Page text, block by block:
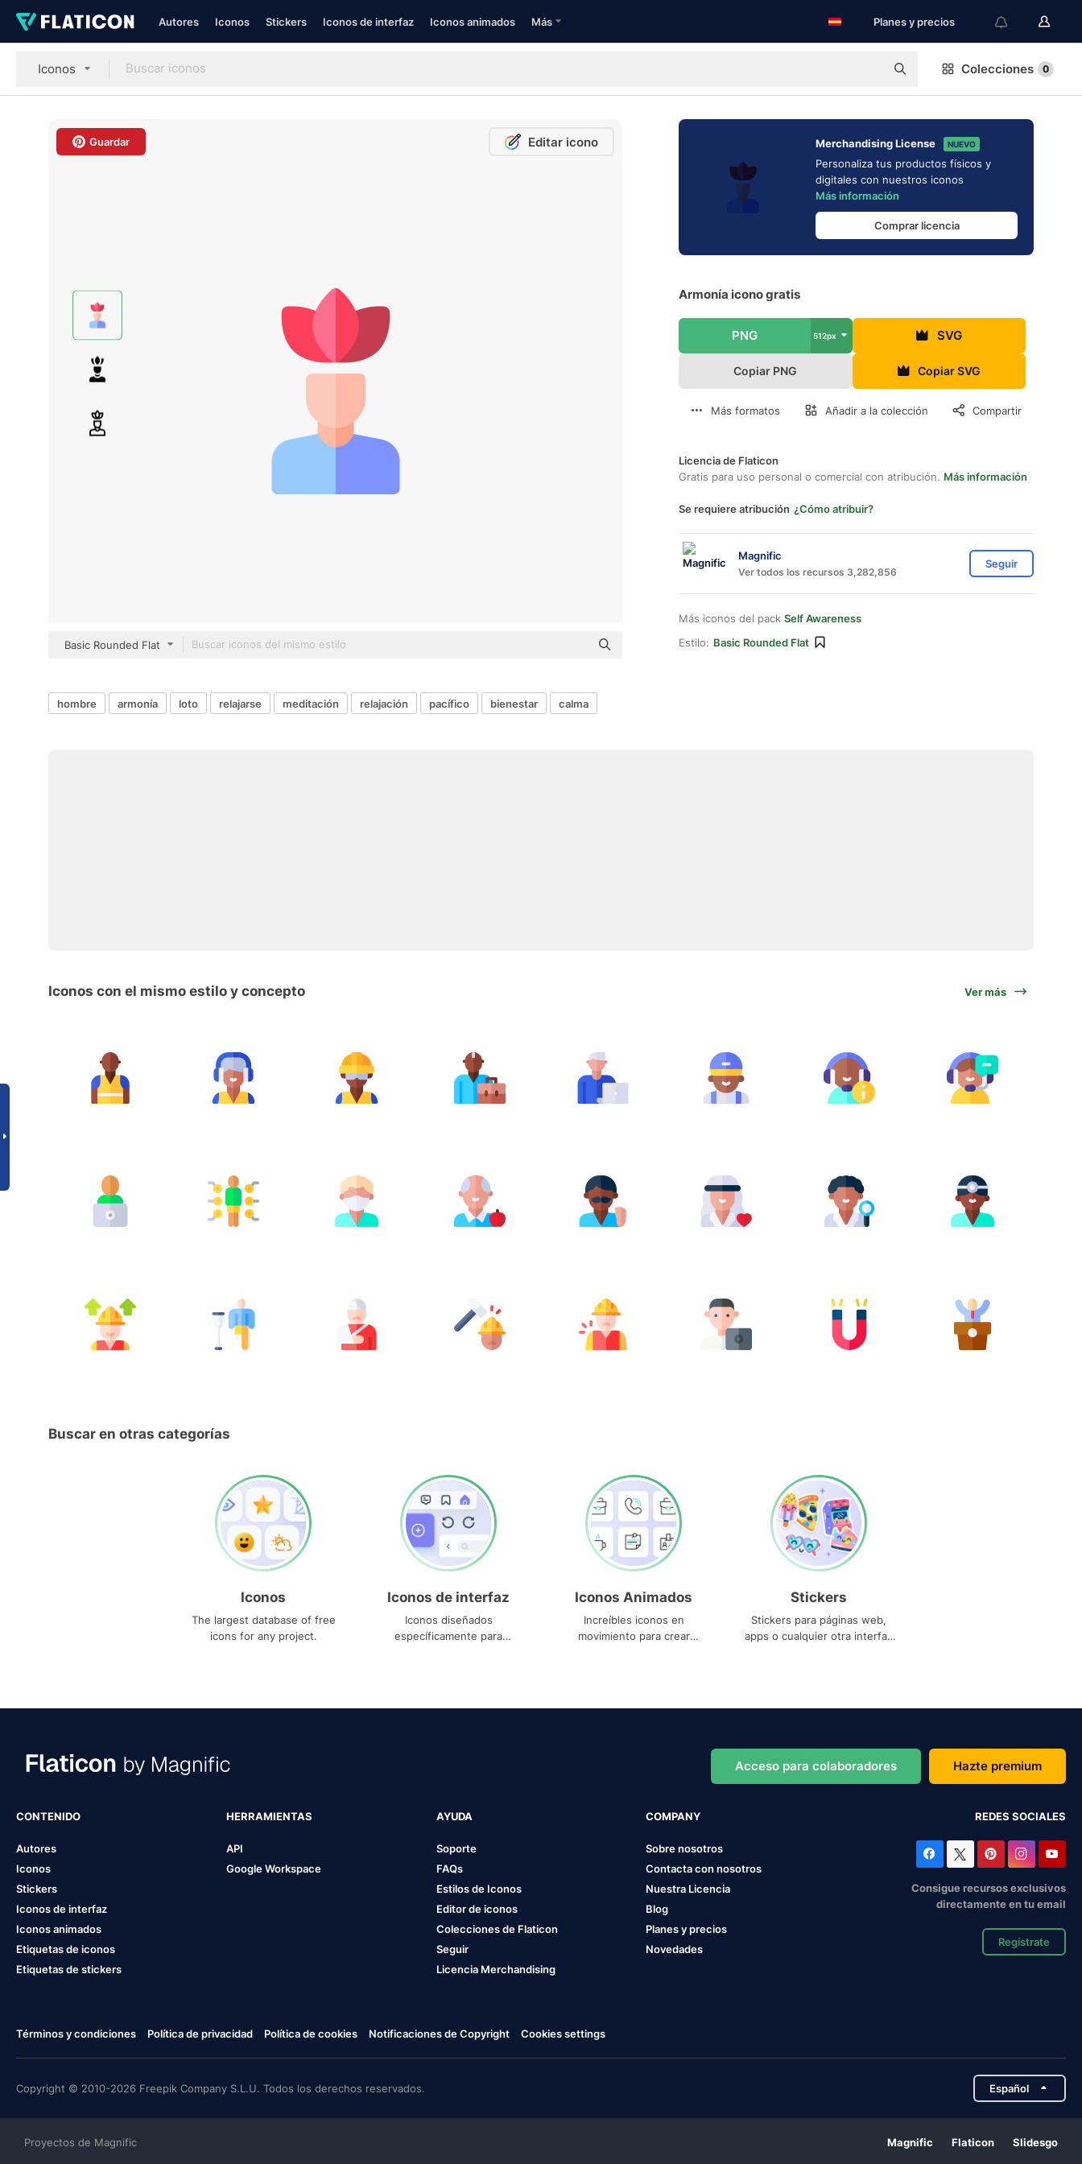
Autores Iconos Stickers Iconos de interfaz Iconos animados Más Planes y precios
Iconos Colecciones 0
Guardar Editar icono
Basic Rounded Flat
Merchandising License NUEVO
Personaliza tus productos físicos y
digitales con nuestros iconos
Más información
Comprar licencia
Armonía icono gratis
PNG 512px SVG
Copiar PNG Copiar SVG
Más formatos Añadir a la colección Compartir
Licencia de Flaticon
Gratis para uso personal o comercial con atribución. Más información
Se requiere atribución ¿Cómo atribuir?
Magnific
Ver todos los recursos 3,282,856
Seguir
Más iconos del pack Self Awareness
Estilo: Basic Rounded Flat
hombre armonía loto relajarse meditación relajación pacífico bienestar calma
Iconos con el mismo estilo y concepto Ver más
Buscar en otras categorías
Iconos
The largest database of free
icons for any project.
Iconos de interfaz
Iconos diseñados
específicamente para
Iconos Animados
Increíbles iconos en
movimiento para crear
Stickers
Stickers para páginas web,
apps o cualquier otra interfaz
Acceso para colaboradores Hazte premium
CONTENIDO
Autores
Iconos
Stickers
Iconos de interfaz
Iconos animados
Etiquetas de iconos
Etiquetas de stickers
HERRAMIENTAS
API
Google Workspace
AYUDA
Soporte
FAQs
Estilos de Iconos
Editor de iconos
Colecciones de Flaticon
Seguir
Licencia Merchandising
COMPANY
Sobre nosotros
Contacta con nosotros
Nuestra Licencia
Blog
Planes y precios
Novedades
REDES SOCIALES
Consigue recursos exclusivos
directamente en tu email
Regístrate
Términos y condiciones Política de privacidad Política de cookies Notificaciones de Copyright Cookies settings
Copyright © 2010-2026 Freepik Company S.L.U. Todos los derechos reservados. Español
Proyectos de Magnific Magnific Flaticon Slidesgo